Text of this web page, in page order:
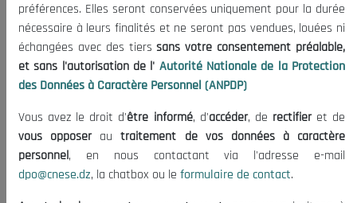
25 ème Session Plénière
01/04/2005
préférences. Elles seront conservées uniquement pour la durée
nécessaire à leurs finalités et ne seront pas vendues, louées ni
échangées avec des tierssans votre consentement préalable,
et sans l'autorisation de l' Autorité Nationale de la Protection
des Données à Caractère Personnel (ANPDP)
Vous avez le droit d'être informé, d'accéder, de rectifieret de
vous opposerautraitement de vos données à caractère
personnel, en nous contactant via l'adresse e-mail
dpo@cnese.dz, la chatbox ou le formulaire de contact.